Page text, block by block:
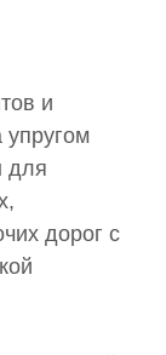
и
упругом
для
дорог с